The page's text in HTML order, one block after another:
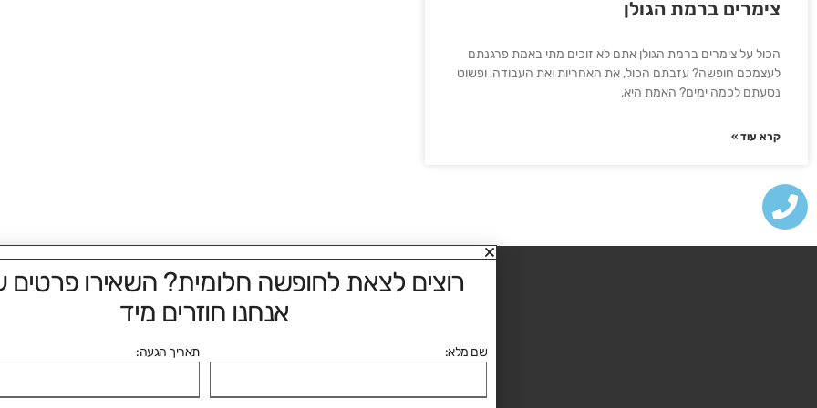
צימרים ברמת הגולן
הכול על צימרים ברמת הגולן אתם לא זוכים מתי באמת פרגנתם
לעצמכם חופשה? עזבתם הכול, את האחריות ואת העבודה, ופשוט
נסעתם לכמה ימים? האמת היא,
קרא עוד »
רוצים לצאת לחופשה חלומית? השאירו פרטים
אנחנו חוזרים מיד
שם מלא: תאריך הגעה: